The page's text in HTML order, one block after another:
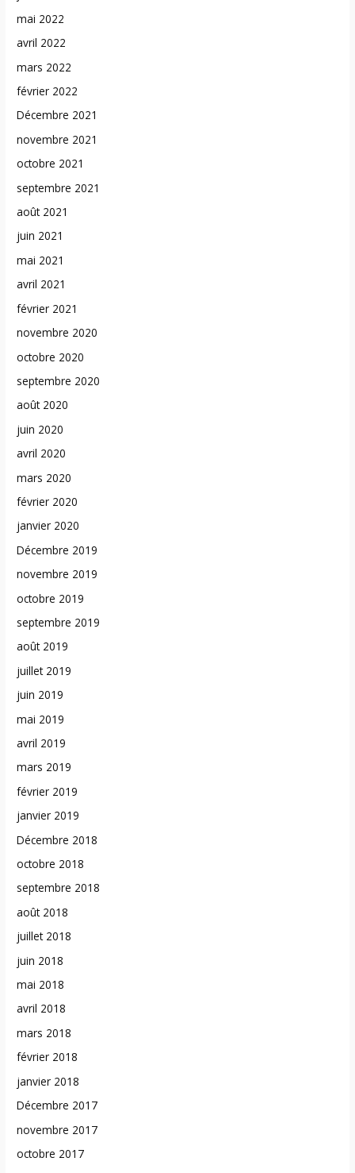
mai 2022
avril 2022
mars 2022
février 2022
Décembre 2021
novembre 2021
octobre 2021
septembre 2021
août 2021
juin 2021
mai 2021
avril 2021
février 2021
novembre 2020
octobre 2020
septembre 2020
août 2020
juin 2020
avril 2020
mars 2020
février 2020
janvier 2020
Décembre 2019
novembre 2019
octobre 2019
septembre 2019
août 2019
juillet 2019
juin 2019
mai 2019
avril 2019
mars 2019
février 2019
janvier 2019
Décembre 2018
octobre 2018
septembre 2018
août 2018
juillet 2018
juin 2018
mai 2018
avril 2018
mars 2018
février 2018
janvier 2018
Décembre 2017
novembre 2017
octobre 2017